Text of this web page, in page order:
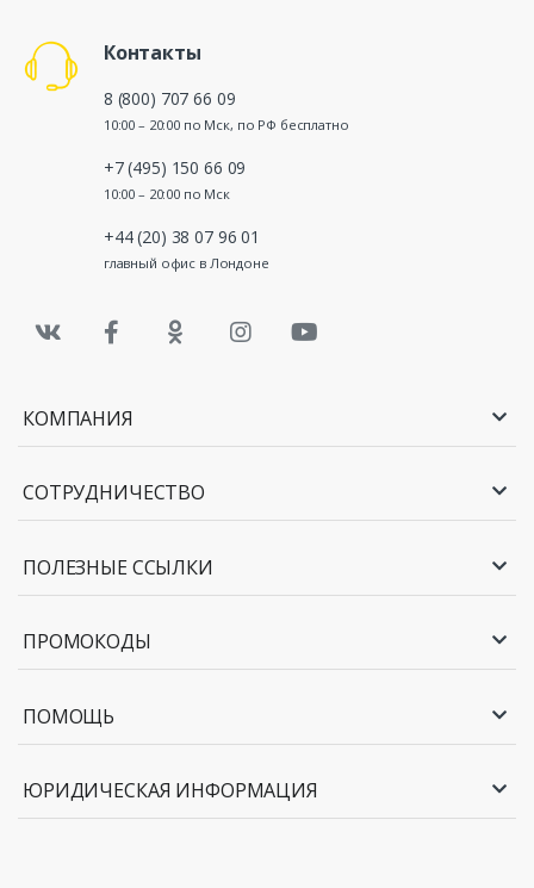
Контакты
8 (800) 707 66 09
10:00 – 20:00 по Мск, по РФ бесплатно
+7 (495) 150 66 09
10:00 – 20:00 по Мск
+44 (20) 38 07 96 01
главный офис в Лондоне
КОМПАНИЯ
СОТРУДНИЧЕСТВО
ПОЛЕЗНЫЕ ССЫЛКИ
ПРОМОКОДЫ
ПОМОЩЬ
ЮРИДИЧЕСКАЯ ИНФОРМАЦИЯ